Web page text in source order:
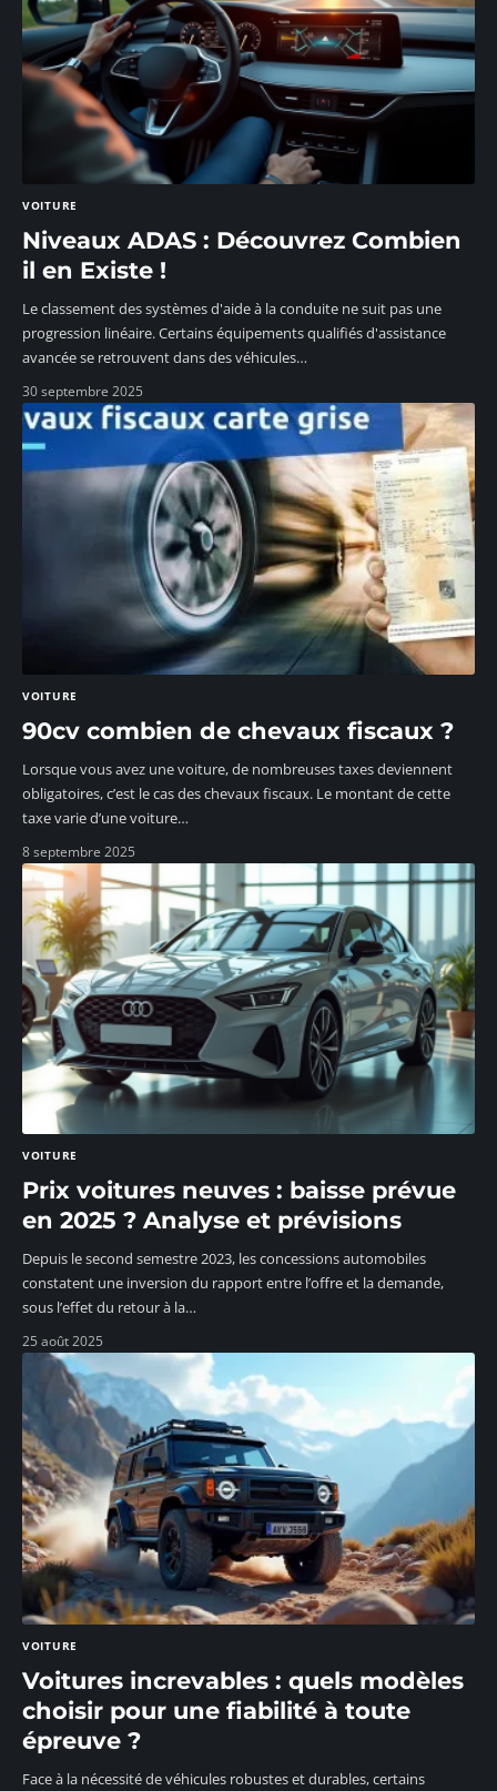
VOITURE
Niveaux ADAS : Découvrez Combien
il en Existe !
Le classement des systèmes d'aide à la conduite ne suit pas une
progression linéaire. Certains équipements qualifiés d'assistance
avancée se retrouvent dans des véhicules…
30 septembre 2025
VOITURE
90cv combien de chevaux fiscaux ?
Lorsque vous avez une voiture, de nombreuses taxes deviennent
obligatoires, c’est le cas des chevaux fiscaux. Le montant de cette
taxe varie d’une voiture…
8 septembre 2025
VOITURE
Prix voitures neuves : baisse prévue
en 2025 ? Analyse et prévisions
Depuis le second semestre 2023, les concessions automobiles
constatent une inversion du rapport entre l’offre et la demande,
sous l’effet du retour à la…
25 août 2025
VOITURE
Voitures increvables : quels modèles
choisir pour une fiabilité à toute
épreuve ?
Face à la nécessité de véhicules robustes et durables, certains